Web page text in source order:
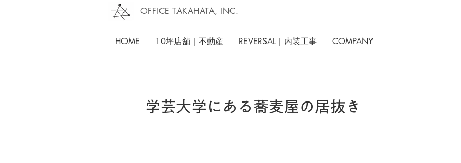
OFFICE TAKAHATA, INC.
HOME 10坪店舗｜不動産 REVERSAL｜内装工事 COMPANY
学芸大学にある蕎麦屋の居抜き